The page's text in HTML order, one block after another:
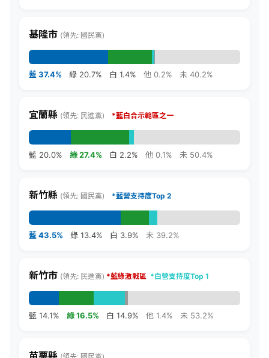
基隆市 (領先: 國民黨)
藍 37.4% 綠 20.7% 白 1.4% 他 0.2% 未 40.2%
宜蘭縣 (領先: 民進黨) *藍白合示範區之一
藍 20.0% 綠 27.4% 白 2.2% 他 0.1% 未 50.4%
新竹縣 (領先: 國民黨) *藍營支持度Top 2
藍 43.5% 綠 13.4% 白 3.9% 未 39.2%
新竹市 (領先: 民進黨) *藍綠激戰區 *白營支持度Top 1
藍 14.1% 綠 16.5% 白 14.9% 他 1.4% 未 53.2%